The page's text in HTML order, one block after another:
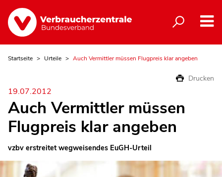
Startseite Urteile Auch Vermittler müssen Flugpreis klar angeben
Drucken
19.07.2012
Auch Vermittler müssen
Flugpreis klar angeben
vzbv erstreitet wegweisendes EuGH-Urteil